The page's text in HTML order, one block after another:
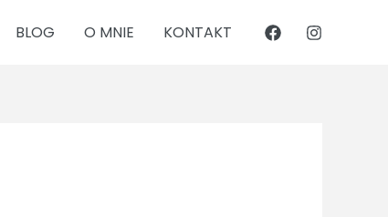
BLOG O MNIE KONTAKT